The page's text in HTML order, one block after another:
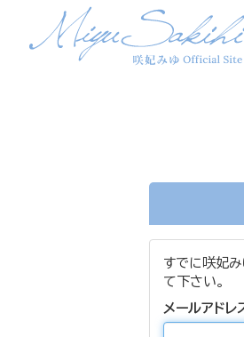
すでに咲妃み
て下さい。
メールアドレ